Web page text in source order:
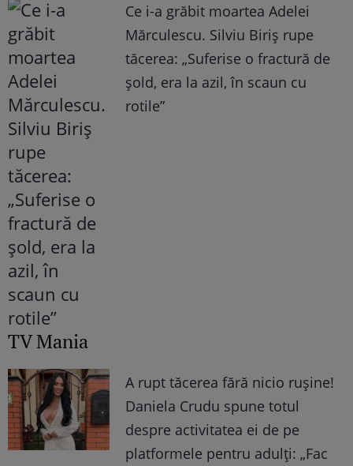
Ce i-a grăbit moartea Adelei
Mărculescu. Silviu Biriș rupe
tăcerea: „Suferise o fractură de
șold, era la azil, în scaun cu
rotile”
TV Mania
A rupt tăcerea fără nicio rușine!
Daniela Crudu spune totul
despre activitatea ei de pe
platformele pentru adulți: „Fac